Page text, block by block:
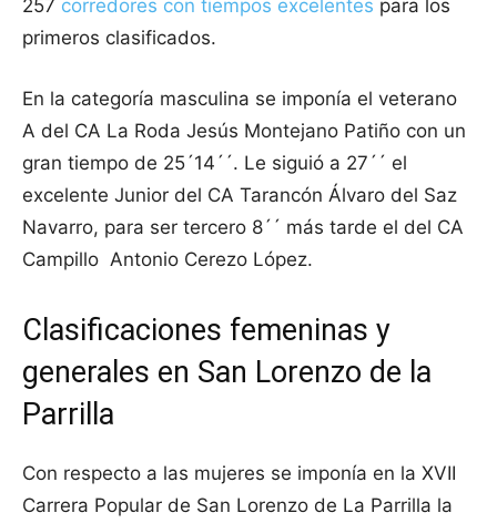
257 corredores con tiempos excelentes para los
primeros clasificados.
En la categoría masculina se imponía el veterano
A del CA La Roda Jesús Montejano Patiño con un
gran tiempo de 25´14´´. Le siguió a 27´´ el
excelente Junior del CA Tarancón Álvaro del Saz
Navarro, para ser tercero 8´´ más tarde el del CA
Campillo Antonio Cerezo López.
Clasificaciones femeninas y
generales en San Lorenzo de la
Parrilla
Con respecto a las mujeres se imponía en la XVII
Carrera Popular de San Lorenzo de La Parrilla la